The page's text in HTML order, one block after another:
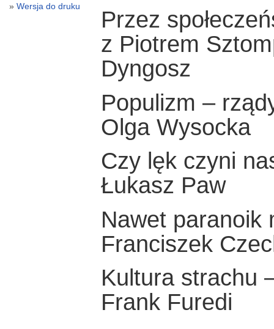
Przez
z Piotrem
Dyngosz
Populizm –
Olga Wysocka
Czy lęk czyni
Łukasz Paw
Nawet paranoik
Franciszek
Kultura strachu
Frank Furedi
Wersja do druku